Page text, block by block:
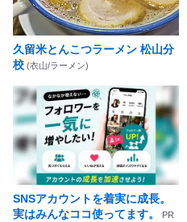
久留米とんこつラーメン 松山分
校 (衣山/ラーメン)
SNSアカウントを着実に成長。
実はみんなココ使ってます。
PR